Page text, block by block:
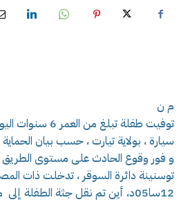
م ن
توفيت طفلة تبلغ
سيارة ، بولاية تيارت ، حسب بيان الحماية
توسنينة دائرة السوقر ، تدخلت ذات
12سا05د، أين تم نقل جثة الطفلة إلى مصلحة حفظ الجثث .